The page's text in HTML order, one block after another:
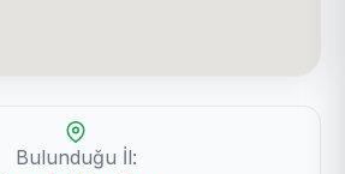
Bulunduğu İl: